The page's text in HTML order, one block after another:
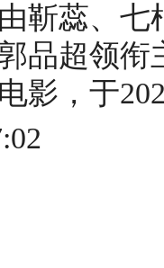
靳蕊、
品超领
影，于